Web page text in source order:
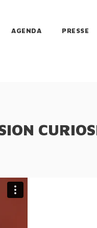
AGENDA PRESSE